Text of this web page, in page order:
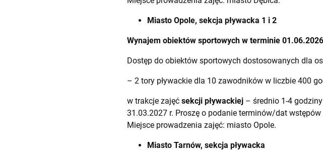
Miasto Opole, sekcja pływacka 1 i 2
Wynajem obiektów sportowych w terminie
Dostęp do obiektów sportowych dostosowanych dla
– 2 tory pływackie dla 10 zawodników w liczbie 400
w trakcje zajęć sekcji pływackiej – średnio 1-4
31.03.2027 r. Proszę o podanie terminów/dat
Miejsce prowadzenia zajęć: miasto Opole.
Miasto Tarnów, sekcja pływacka